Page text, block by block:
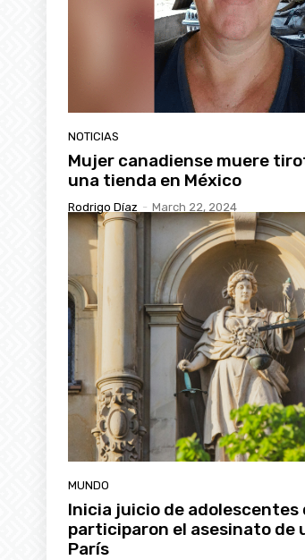
NOTICIAS
Mujer canadiense muere
una tienda en México
Rodrigo Díaz - March 22, 2024
MUNDO
Inicia juicio de adolescentes
participaron el asesinato de
París